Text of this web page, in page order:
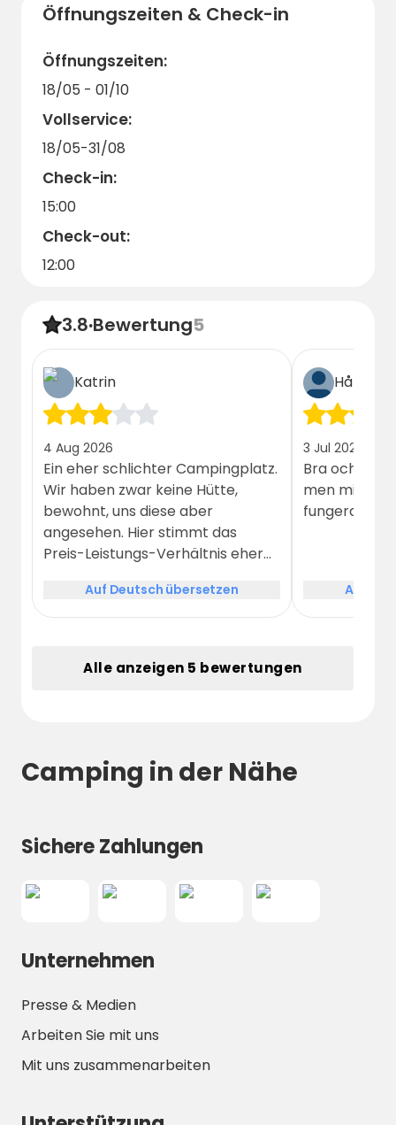
Herzlich willkommen auf dem Campingplatz
Öffnungszeiten & Check-in
Öffnungszeiten:
18/05 - 01/10
Vollservice:
18/05-31/08
Check-in:
15:00
Check-out:
12:00
3.8·Bewertung5
Katrin
4 Aug 2026
Ein eher schlichter Campingplatz.
Wir haben zwar keine Hütte,
bewohnt, uns diese aber
angesehen. Hier stimmt das
Preis-Leistungs-Verhältnis eher
Ordnung und auch die
Sanitäranlagen sind gut und
gefallen, dass die Grillhütte gut
mit Holz bestückt und sauber war.
Auf Deutsch übersetzen
Håkan
3 Jul 2026
Bra och fin
men minus
fungera
Auf
Alle anzeigen 5 bewertungen
Camping in der Nähe
Sichere Zahlungen
Unternehmen
Presse & Medien
Arbeiten Sie mit uns
Mit uns zusammenarbeiten